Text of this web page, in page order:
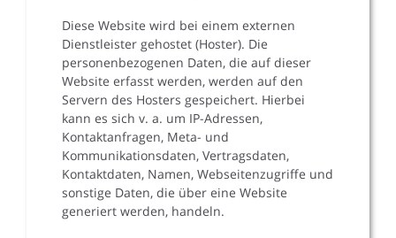
Diese Website wird bei einem externen
Dienstleister gehostet (Hoster). Die
personenbezogenen Daten, die auf dieser
Website erfasst werden, werden auf den
Servern des Hosters gespeichert. Hierbei
kann es sich v. a. um IP-Adressen,
Kontaktanfragen, Meta- und
Kommunikationsdaten, Vertragsdaten,
Kontaktdaten, Namen, Webseitenzugriffe und
sonstige Daten, die über eine Website
generiert werden, handeln.